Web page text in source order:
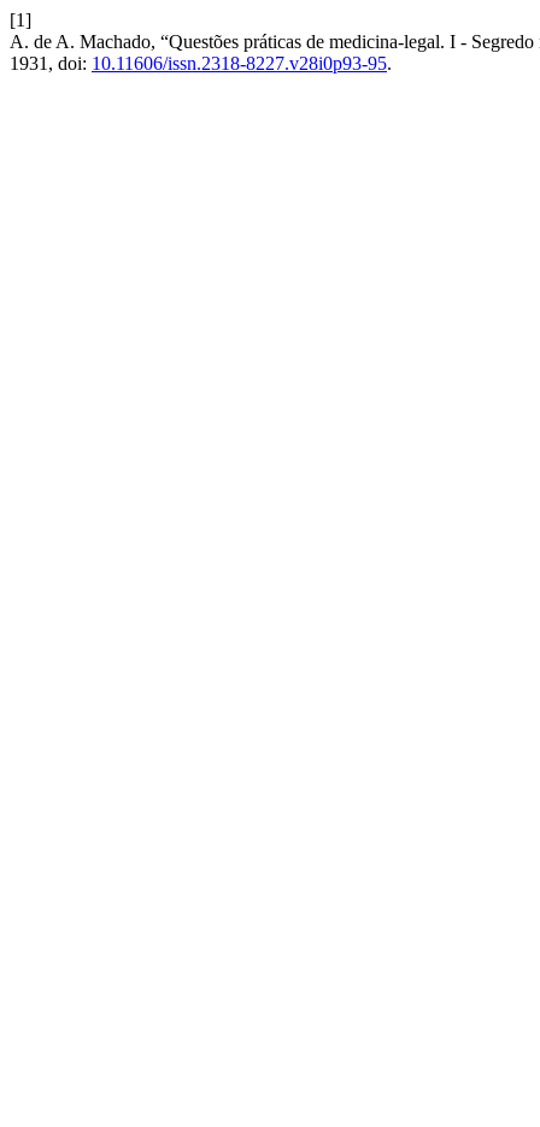
[1]
A. de A. Machado, “Questões práticas de medicina-legal. I -
1931, doi: 10.11606/issn.2318-8227.v28i0p93-95.